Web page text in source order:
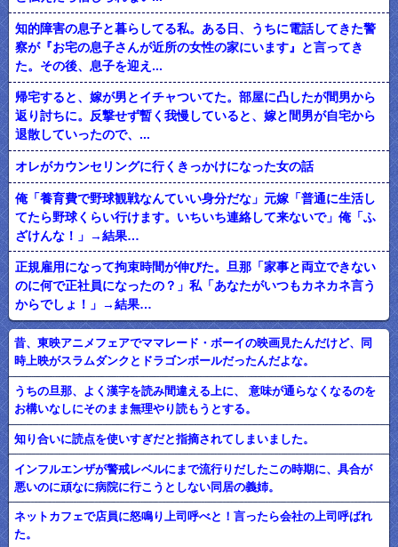
知的障害の息子と暮らしてる私。ある日、うちに電話してきた警
察が『お宅の息子さんが近所の女性の家にいます』と言ってき
た。その後、息子を迎え...
帰宅すると、嫁が男とイチャついてた。部屋に凸したが間男から
返り討ちに。反撃せず暫く我慢していると、嫁と間男が自宅から
退散していったので、...
オレがカウンセリングに行くきっかけになった女の話
俺「養育費で野球観戦なんていい身分だな」元嫁「普通に生活し
てたら野球くらい行けます。いちいち連絡して来ないで」俺「ふ
ざけんな！」→結果…
正規雇用になって拘束時間が伸びた。旦那「家事と両立できない
のに何で正社員になったの？」私「あなたがいつもカネカネ言う
からでしょ！」→結果…
昔、東映アニメフェアでママレード・ボーイの映画見たんだけど、同
時上映がスラムダンクとドラゴンボールだったんだよな。
うちの旦那、よく漢字を読み間違える上に、 意味が通らなくなるのを
お構いなしにそのまま無理やり読もうとする。
知り合いに読点を使いすぎだと指摘されてしまいました。
インフルエンザが警戒レベルにまで流行りだしたこの時期に、具合が
悪いのに頑なに病院に行こうとしない同居の義姉。
ネットカフェで店員に怒鳴り上司呼べと！言ったら会社の上司呼ばれ
た。